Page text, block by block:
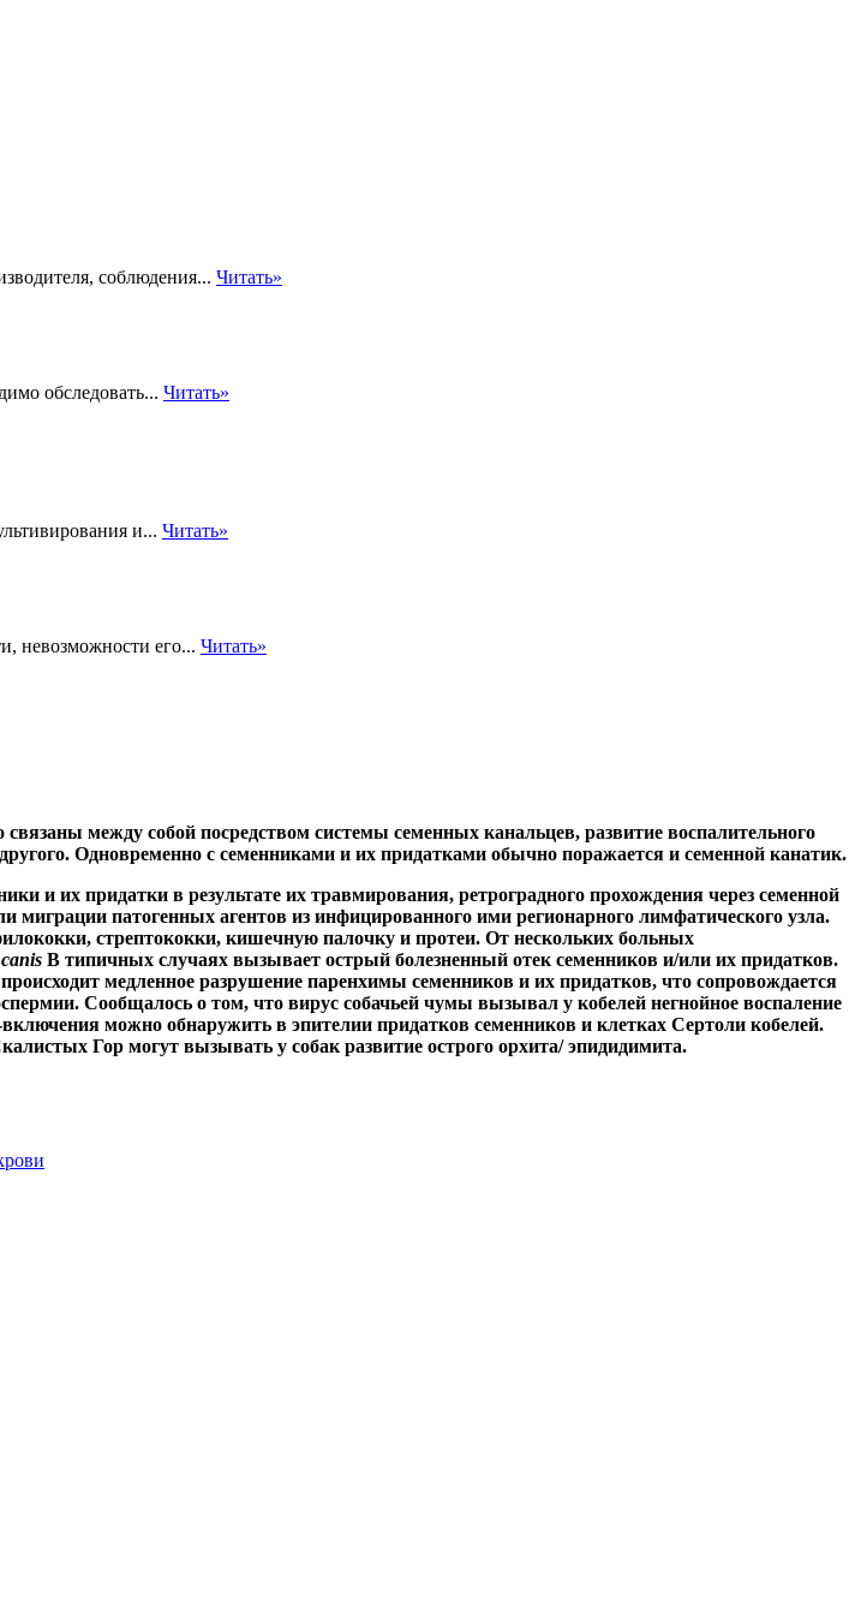
соблюдения... Читать»
обследовать... Читать»
и... Читать»
невозможности его... Читать»
между собой посредством системы семенных канальцев, развитие воспалительного
Одновременно с семенниками и их придатками обычно поражается и семенной канатик.
и их придатки в результате их травмирования, ретроградного прохождения через семенной
патогенных агентов из инфицированного ими регионарного лимфатического узла.
стрептококки, кишечную палочку и протеи. От нескольких больных
В типичных случаях вызывает острый болезненный отек семенников и/или их придатков.
медленное разрушение паренхимы семенников и их придатков, что сопровождается
Сообщалось о том, что вирус собачьей чумы вызывал у кобелей негнойное воспаление
можно обнаружить в эпителии придатков семенников и клетках Сертоли кобелей.
Гор могут вызывать у собак развитие острого орхита/ эпидидимита.